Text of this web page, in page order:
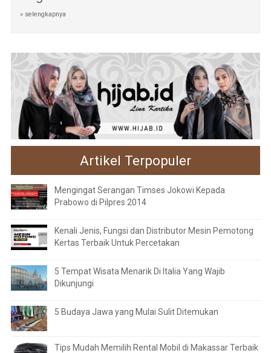
» selengkapnya
Artikel Terpopuler
Mengingat Serangan Timses Jokowi Kepada
Prabowo di Pilpres 2014
Kenali Jenis, Fungsi dan Distributor Mesin Pemotong
Kertas Terbaik Untuk Percetakan
5 Tempat Wisata Menarik Di Italia Yang Wajib
Dikunjungi
5 Budaya Jawa yang Mulai Sulit Ditemukan
Tips Mudah Memilih Rental Mobil di Makassar Terbaik